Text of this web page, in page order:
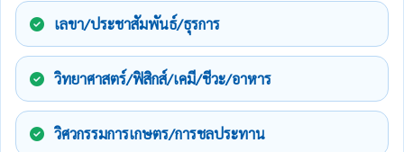
เลขา/ประชาสัมพันธ์/ธุรการ
วิทยาศาสตร์/ฟิสิกส์/เคมี/ชีวะ/อาหาร
วิศวกรรมการเกษตร/การชลประทาน